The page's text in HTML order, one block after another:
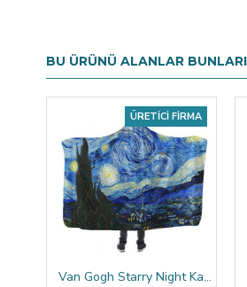
BU ÜRÜNÜ ALANLAR
ÜRETICI FIRMA
Van Gogh Starry Night Kapşonlu Battaniye